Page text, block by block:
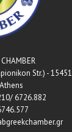
Str.) - 15451
6726.882